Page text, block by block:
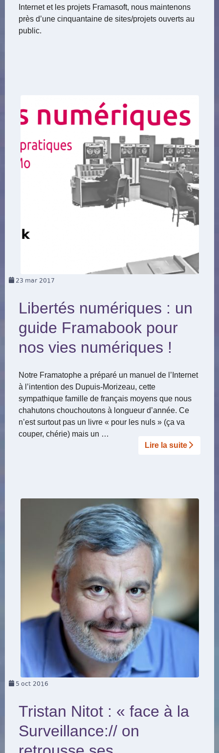
Internet et les projets Framasoft, nous maintenons
près d’une cinquantaine de sites/projets ouverts au
public.
23 mar 2017
Libertés numériques : un
guide Framabook pour
nos vies numériques !
Notre Framatophe a préparé un manuel de l’Internet
à l’intention des Dupuis-Morizeau, cette
sympathique famille de français moyens que nous
chahutons chouchoutons à longueur d’année. Ce
n’est surtout pas un livre « pour les nuls » (ça va
couper, chérie) mais un …
Lire la suite­­
5 oct 2016
Tristan Nitot : « face à la
Surveillance:// on